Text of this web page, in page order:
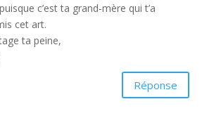
c’est ta grand-mère qui t’a
cet art.
ta peine,
Réponse